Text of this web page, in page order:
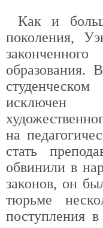
Как и
поколения,
образования.
на
стать
обвинили в
законов, он
тюрьме
поступления